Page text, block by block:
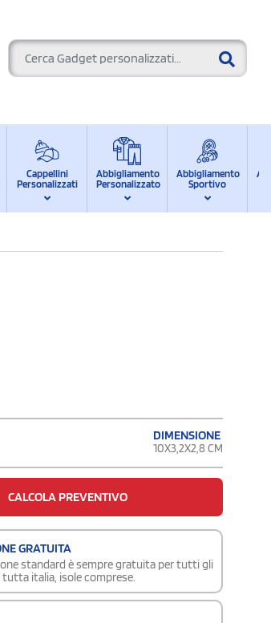
Cappellini
Personalizzati
Abbigliamento
Personalizzato
Abbigliamento
Sportivo
DIMENSIONE
10X3,2X2,8 CM
CALCOLA PREVENTIVO
GRATUITA
standard è sempre gratuita per tutti gli
italia, isole comprese.